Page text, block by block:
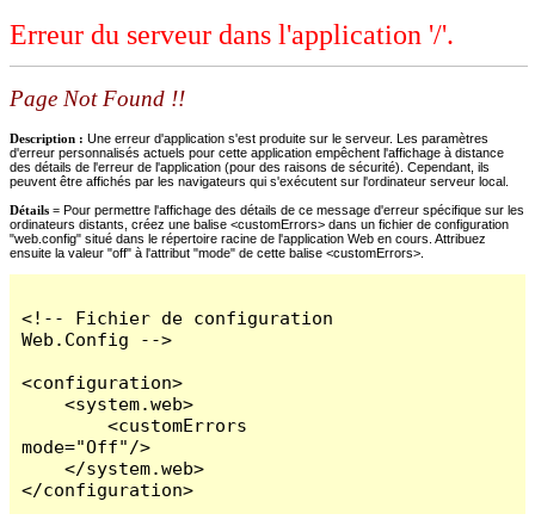
Erreur du serveur dans l'application '/'.
Page Not Found !!
Description : Une erreur d'application s'est produite sur le serveur. Les paramètres
d'erreur personnalisés actuels pour cette application empêchent l'affichage à distance
des détails de l'erreur de l'application (pour des raisons de sécurité). Cependant, ils
peuvent être affichés par les navigateurs qui s'exécutent sur l'ordinateur serveur local.
Détails = Pour permettre l'affichage des détails de ce message d'erreur spécifique sur les
ordinateurs distants, créez une balise <customErrors> dans un fichier de configuration
"web.config" situé dans le répertoire racine de l'application Web en cours. Attribuez
ensuite la valeur "off" à l'attribut "mode" de cette balise <customErrors>.
<!-- Fichier de configuration
Web.Config -->
<configuration>
    <system.web>
        <customErrors
mode="Off"/>
    </system.web>
</configuration>